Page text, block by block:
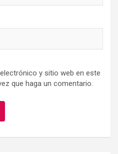
y sitio web en este
que haga un comentario.